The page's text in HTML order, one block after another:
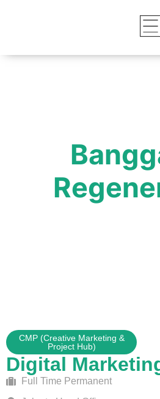
CMP (Creative Marketing &
Project Hub)
Digital
Full Time Permanent